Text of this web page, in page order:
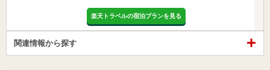
楽天トラベルの宿泊プランを見る
関連情報から探す